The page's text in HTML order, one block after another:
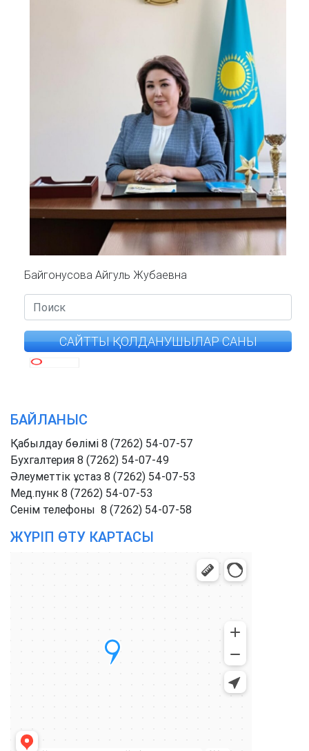
Байгонусова Айгуль Жубаевна
САЙТТЫ ҚОЛДАНУШЫЛАР САНЫ
БАЙЛАНЫС
Қабылдау бөлімі 8 (7262) 54-07-57
Бухгалтерия 8 (7262) 54-07-49
Әлеуметтік ұстаз 8 (7262) 54-07-53
Мед.пунк 8 (7262) 54-07-53
Cенім телефоны 8 (7262) 54-07-58
ЖҮРІП ӨТУ КАРТАСЫ